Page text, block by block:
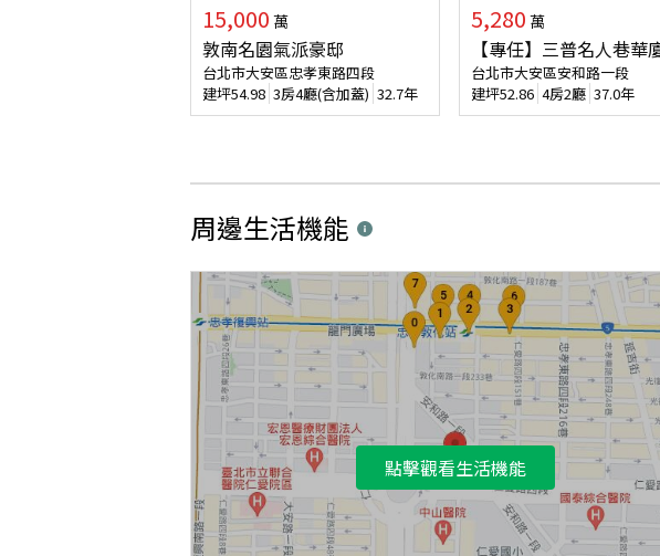
15,000 萬
敦南名園氣派豪邸
台北市大安區忠孝東路四段
建坪54.98 3房4廳(含加蓋) 32.7年
5,280 萬
【專任】三普名人巷華
台北市大安區安和路一段
建坪52.86 4房2廳 37.0年
周邊生活機能
點擊觀看生活機能